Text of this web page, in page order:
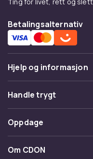
Betalingsalternativ
Hjelp og informasjon
Vanlige spørsmål
Spor pakke
Angre & returner her
Kontakt oss
Handle trygt
Betaling
Levering
Oppdage
Kategorier
Om CDON